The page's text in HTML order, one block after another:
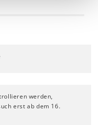
werden,
erst ab dem 16.